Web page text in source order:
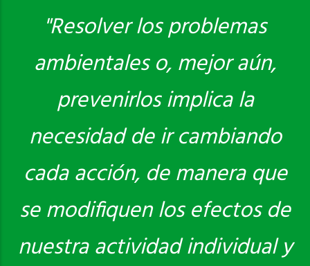
Saber más
"Resolver los problemas
ambientales o, mejor aún,
prevenirlos implica la
necesidad de ir cambiando
cada acción, de manera que
se modifiquen los efectos de
nuestra actividad individual y